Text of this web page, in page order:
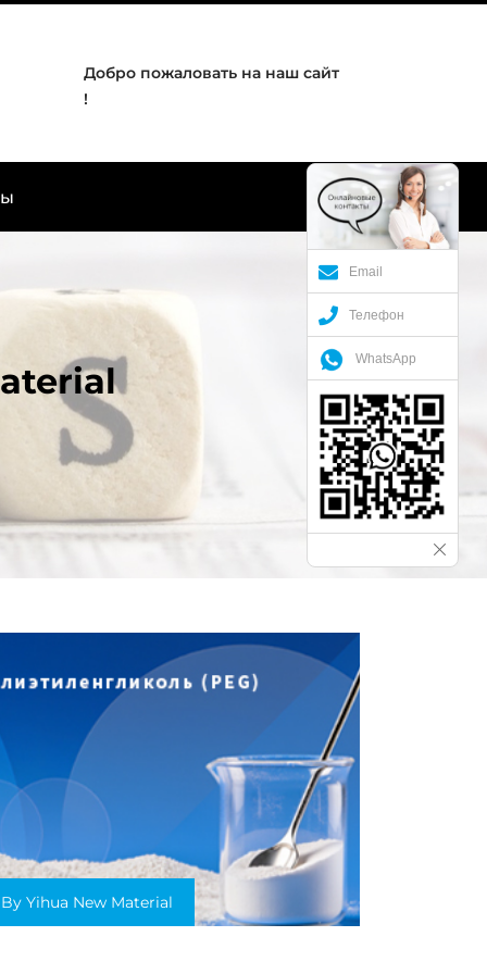
Добро пожаловать на наш сайт
!
By Yihua New Material
Email
Телефон
WhatsApp